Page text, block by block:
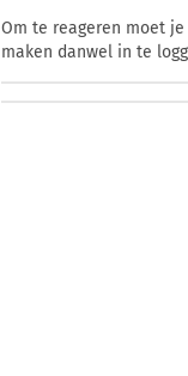
Om te reageren moet
maken danwel in te